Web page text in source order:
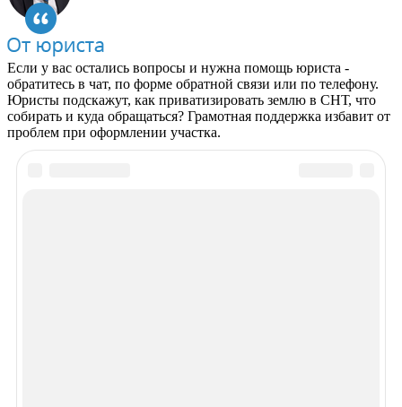
Если у вас остались вопросы и нужна помощь юриста -
обратитесь в чат, по форме обратной связи или по телефону.
Юристы подскажут, как приватизировать землю в СНТ, что
собирать и куда обращаться? Грамотная поддержка избавит от
проблем при оформлении участка.